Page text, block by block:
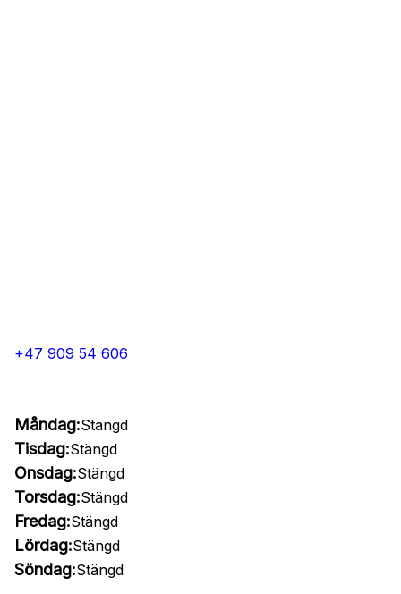
+47 909 54 606
Måndag:Stängd
Tisdag:Stängd
Onsdag:Stängd
Torsdag:Stängd
Fredag:Stängd
Lördag:Stängd
Söndag:Stängd